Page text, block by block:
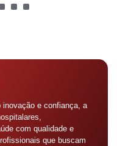
inovação e confiança, a
com qualidade e
que buscam